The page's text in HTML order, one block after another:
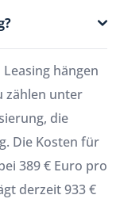
hängen
zählen unter
die
Die Kosten für
389 € Euro pro
derzeit 933 €